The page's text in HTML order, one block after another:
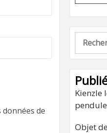
de
Kienzle
pendule
Objet